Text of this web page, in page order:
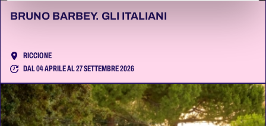
BRUNO BARBEY. GLI ITALIANI
RICCIONE
DAL 04 APRILE AL 27 SETTEMBRE 2026